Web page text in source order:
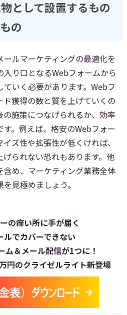
として設置するもの
の
ルマーケティングの最適化を
り口となるWebフォームから
いく必要があります。Webフ
ド獲得の数と質を上げていくの
施策につなげられるか、効率
。例えば、格安のWebフォー
ズ性や拡張性が低くければ、
られない恐れもあります。他
含め、マーケティング業務全体
見極めましょう。
の痒い所に手が届く
ルでカバーできない
ム＆メール配信が1つに！
円のクライゼルライト新登場